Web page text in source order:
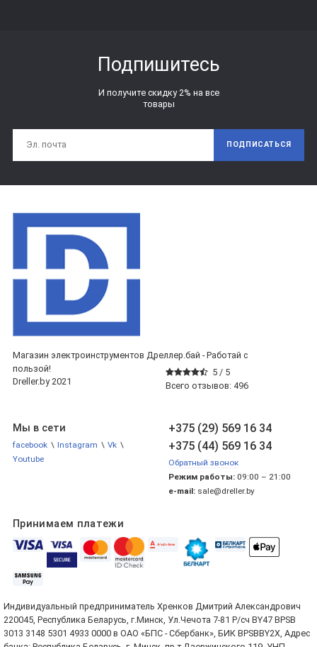
Подпишитесь
И получите скидку 2% на все
товары
ПОДПИСАТЬСЯ
Магазин электроинструментов Дреллер.бай - Работай с
пользой!
5 / 5
Всего отзывов: 496
Dreller.by 2021
+375 (29) 569 16 34
+375 (44) 569 16 34
Обратный звонок
Режим работы: 09:00 – 21:00
e-mail: sale@dreller.by
Мы в сети
facebook \ Instagram \ Vk \
Youtube
Принимаем платежи
Индивидуальный предприниматель Хренков Дмитрий Александрович
220045, Республика Беларусь, г.Минск, Ул.Чечота 7-81 Р/сч BY47 BPSB
3013 3148 5301 4933 0000 в ОАО «БПС - Сбербанк», БИК BPSBBY2X, Адрес